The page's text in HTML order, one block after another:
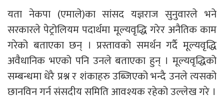
यता नेकपा (एमाले)का सांसद यज्ञराज सुनुवारले भने
सरकारले पेट्रोलियम पदार्थमा मूल्यवृद्धि गरेर अनैतिक काम
गरेको बताएका छन् । प्रस्तावको समर्थन गर्दै मूल्यवृद्धि
अवैधानिक भएको पनि उनले बताएका हुन् । मूल्यवृद्धिको
सम्बन्धमा धेरै प्रश्न र शंकाहरु उब्जिएको भन्दै उनले त्यसको
छानविन गर्न संसदीय समिति आवश्यक रहेको उल्लेख गरे ।